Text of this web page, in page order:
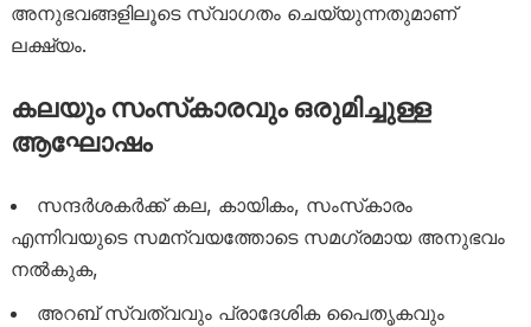
അനുഭവങ്ങളിലൂടെ സ്വാഗതം ചെയ്യുന്നതുമാണ്
ലക്ഷ്യം.
കലയും സംസ്‌കാരവും ഒരുമിച്ചുള്ള
ആഘോഷം
സന്ദർശകർക്ക് കല, കായികം, സംസ്‌കാരം
എന്നിവയുടെ സമന്വയത്തോടെ സമഗ്രമായ അനുഭവം
നൽകുക,
അറബ് സ്വത്വവും പ്രാദേശിക പൈതൃകവും